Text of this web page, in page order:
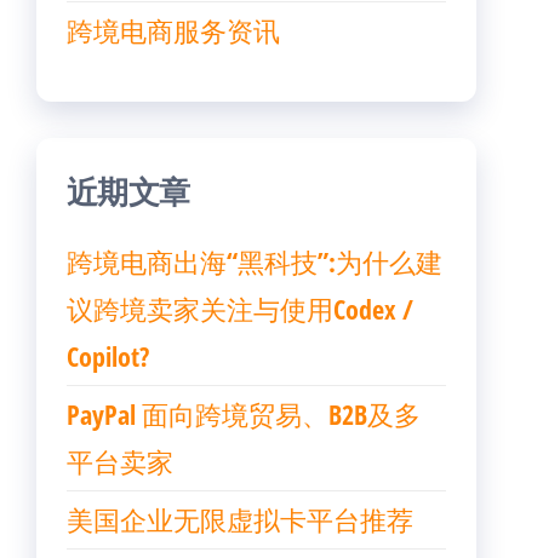
跨境电商服务资讯
近期文章
跨境电商出海“黑科技”:为什么建
议跨境卖家关注与使用Codex /
Copilot?
PayPal 面向跨境贸易、B2B及多
平台卖家
美国企业无限虚拟卡平台推荐